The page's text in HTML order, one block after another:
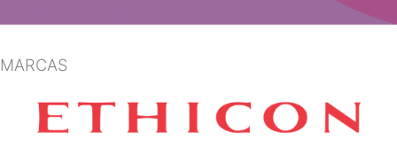
MARCAS